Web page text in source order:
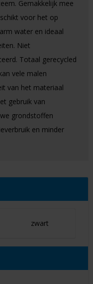
Gemakkelijk mee
voor het op
water en ideaal
Niet
Totaal gerecycled
vele malen
van het materiaal
gebruik van
grondstoffen
en minder
zwart